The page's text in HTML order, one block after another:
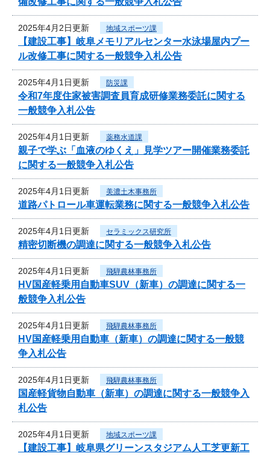
2025年4月2日更新 地域スポーツ課
【建設工事】岐阜メモリアルセンター水泳場屋内プー
ル改修工事に関する一般競争入札公告
2025年4月1日更新 防災課
令和7年度住家被害調査員育成研修業務委託に関する
一般競争入札公告
2025年4月1日更新 薬務水道課
親子で学ぶ「血液のゆくえ」見学ツアー開催業務委託
に関する一般競争入札公告
2025年4月1日更新 美濃土木事務所
道路パトロール車運転業務に関する一般競争入札公告
2025年4月1日更新 セラミックス研究所
精密切断機の調達に関する一般競争入札公告
2025年4月1日更新 飛騨農林事務所
HV国産軽乗用自動車SUV（新車）の調達に関する一
般競争入札公告
2025年4月1日更新 飛騨農林事務所
HV国産軽乗用自動車（新車）の調達に関する一般競
争入札公告
2025年4月1日更新 飛騨農林事務所
国産軽貨物自動車（新車）の調達に関する一般競争入
札公告
2025年4月1日更新 地域スポーツ課
【建設工事】岐阜県グリーンスタジアム人工芝更新工